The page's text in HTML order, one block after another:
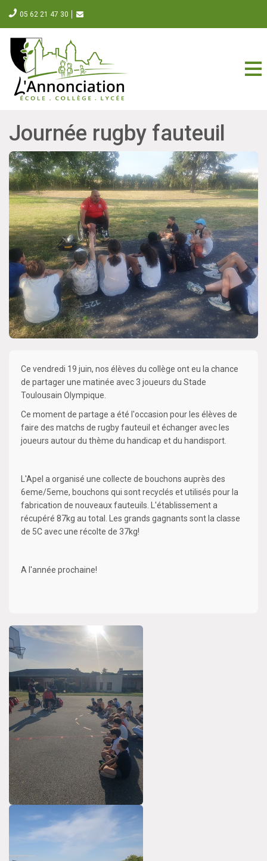
05 62 21 47 30
Journée rugby fauteuil
Ce vendredi 19 juin, nos élèves du collège ont eu la chance
de partager une matinée avec 3 joueurs du Stade
Toulousain Olympique.
Ce moment de partage a été l'occasion pour les élèves de
faire des matchs de rugby fauteuil et échanger avec les
joueurs autour du thème du handicap et du handisport.
L'Apel a organisé une collecte de bouchons auprès des
6eme/5eme, bouchons qui sont recyclés et utilisés pour la
fabrication de nouveaux fauteuils. L'établissement a
récupéré 87kg au total. Les grands gagnants sont la classe
de 5C avec une récolte de 37kg!
A l'année prochaine!